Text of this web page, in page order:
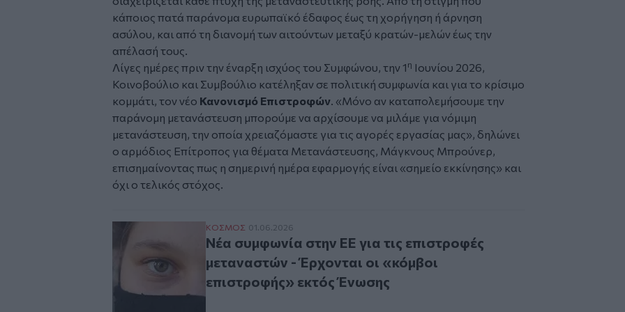
κάποιος πατά παράνομα ευρωπαϊκό έδαφος έως τη χορήγηση ή άρνηση
ασύλου, και από τη διανομή των αιτούντων μεταξύ κρατών-μελών έως την
απέλασή τους.
Λίγες ημέρες πριν την έναρξη ισχύος του Συμφώνου, την 1 η Ιουνίου 2026,
Κοινοβούλιο και Συμβούλιο κατέληξαν σε πολιτική συμφωνία και για το κρίσιμο
κομμάτι, τον νέο Κανονισμό Επιστροφών. «Μόνο αν καταπολεμήσουμε την
παράνομη μετανάστευση μπορούμε να αρχίσουμε να μιλάμε για νόμιμη
μετανάστευση, την οποία χρειαζόμαστε για τις αγορές εργασίας μας», δηλώνει
ο αρμόδιος Επίτροπος για θέματα Μετανάστευσης, Μάγκνους Μπρούνερ,
επισημαίνοντας πως η σημερινή ημέρα εφαρμογής είναι «σημείο εκκίνησης» και
όχι ο τελικός στόχος.
Νέα συμφωνία στην ΕΕ για τις επιστροφές μεταναστών - Έρχονται οι «κόμβοι
ΚΟΣΜΟΣ 01.06.2026
Νέα συμφωνία στην ΕΕ για τις επιστροφές
μεταναστών - Έρχονται οι «κόμβοι
επιστροφής» εκτός Ένωσης